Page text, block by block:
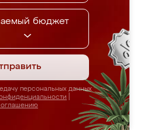
бюджет
персональных данных